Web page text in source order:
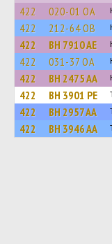
422 020-01 ОА
422 212-64 ОВ
422 BH 7910 AE
422 031-37 ОА
422 BH 2475 AA
422 BH 3901 PE
422 BH 2957 AA
422 BH 3946 AA